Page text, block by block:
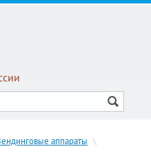
аппараты \